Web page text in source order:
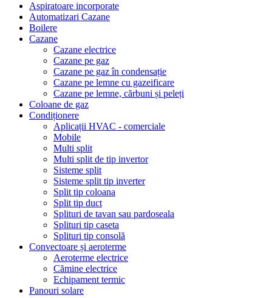
Aspiratoare incorporate
Automatizari Cazane
Boilere
Cazane
Cazane electrice
Cazane pe gaz
Cazane pe gaz în condensație
Cazane pe lemne cu gazeificare
Cazane pe lemne, cărbuni și peleți
Coloane de gaz
Condiționere
Aplicații HVAC - comerciale
Mobile
Multi split
Multi split de tip invertor
Sisteme split
Sisteme split tip inverter
Split tip coloana
Split tip duct
Splituri de tavan sau pardoseala
Splituri tip caseta
Splituri tip consolă
Convectoare și aeroterme
Aeroterme electrice
Cămine electrice
Echipament termic
Panouri solare